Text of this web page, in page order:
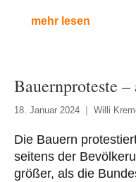
mehr lesen
Bauernproteste –
18. Januar 2024 Willi
Die Bauern
seitens der
größer, als die